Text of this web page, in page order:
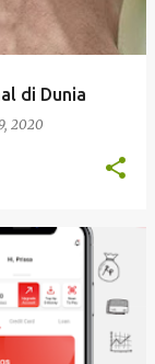
di Dunia
2020